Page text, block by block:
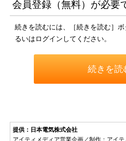
会員登録（無料）が必要
続きを読むには、［続きを読む］
るいはログインしてください。
続きを読
提供：日本電気株式会社
アイティメディア営業企画／制作：アイ